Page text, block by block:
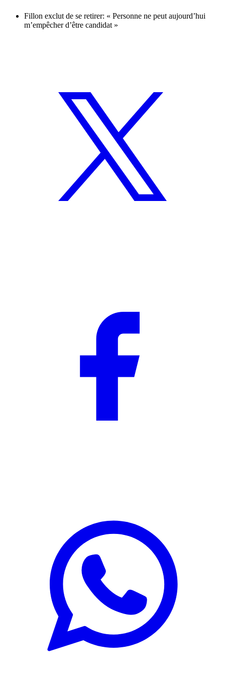
Fillon exclut de se retirer: « Personne ne peut aujourd’hui
m’empêcher d’être candidat »